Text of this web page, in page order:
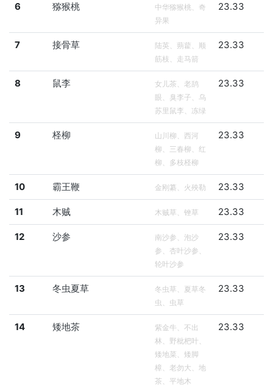
6 猕猴桃
中华猕猴桃、奇
异果
23.33
7 接骨草
陆英、蒴藋、顺
筋枝、走马箭
23.33
8 鼠李
女儿茶、老鸹
眼、臭李子、乌
苏里鼠李、冻绿
23.33
9 柽柳
山川柳、西河
柳、三春柳、红
柳、多枝柽柳
23.33
10 霸王鞭 金刚纂、火殃勒 23.33
11 木贼 木贼草、锉草 23.33
12 沙参
南沙参、泡沙
参、杏叶沙参、
轮叶沙参
23.33
13 冬虫夏草
冬虫草、夏草冬
虫、虫草
23.33
14 矮地茶
紫金牛、不出
林、野枇杷叶、
矮地菜、矮脚
樟、老勿大、地
茶、平地木
23.33